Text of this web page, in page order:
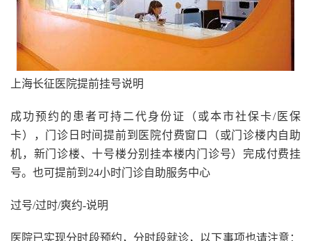
上海长征医院提前挂号说明
成功预约的患者可持二代身份证（或本市社保卡/医保
卡），门诊日时间提前到医院付费窗口（或门诊楼内自助
机，新门诊楼、十号楼分别挂本楼内门诊号）完成付费挂
号。也可提前到24小时门诊自助服务中心
过号/过时/爽约-说明
医院已实现分时段预约，分时段就诊，以下事项也请注意：